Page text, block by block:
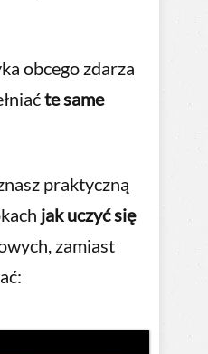
obcego zdarza
te same
praktyczną
jak uczyć się
zamiast